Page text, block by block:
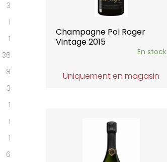
Champagne Pol Roger
Vintage 2015
En stock
Uniquement en magasin
3
1
1
36
8
3
1
1
1
6